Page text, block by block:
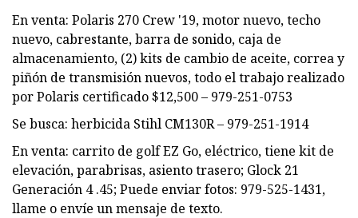
En venta: Polaris 270 Crew '19, motor nuevo, techo
nuevo, cabrestante, barra de sonido, caja de
almacenamiento, (2) kits de cambio de aceite, correa y
piñón de transmisión nuevos, todo el trabajo realizado
por Polaris certificado $12,500 – 979-251-0753
Se busca: herbicida Stihl CM130R – 979-251-1914
En venta: carrito de golf EZ Go, eléctrico, tiene kit de
elevación, parabrisas, asiento trasero; Glock 21
Generación 4 .45; Puede enviar fotos: 979-525-1431,
llame o envíe un mensaje de texto.